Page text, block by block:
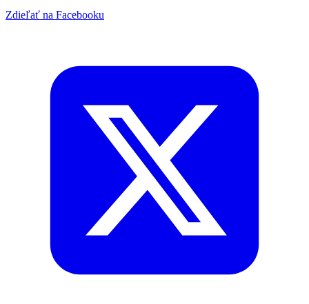
Zdieľať na Facebooku